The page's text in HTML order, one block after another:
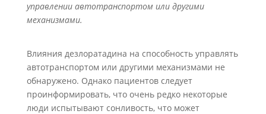
управлении автотранспортом или другими
механизмами.
Влияния дезлоратадина на способность управлять
автотранспортом или другими механизмами не
обнаружено. Однако пациентов следует
проинформировать, что очень редко некоторые
люди испытывают сонливость, что может